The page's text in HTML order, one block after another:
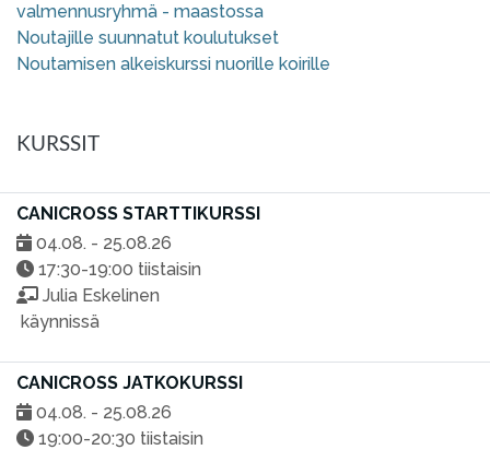
valmennusryhmä - maastossa
Noutajille suunnatut koulutukset
Noutamisen alkeiskurssi nuorille koirille
KURSSIT
CANICROSS STARTTIKURSSI
04.08. - 25.08.26
17:30-19:00 tiistaisin
Julia Eskelinen
käynnissä
CANICROSS JATKOKURSSI
04.08. - 25.08.26
19:00-20:30 tiistaisin